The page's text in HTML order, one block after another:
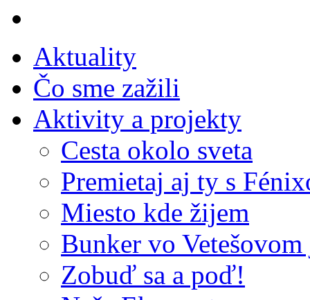
Aktuality
Čo sme zažili
Aktivity a projekty
Cesta okolo sveta
Premietaj aj ty s
Miesto kde žijem
Bunker vo
Zobuď sa a poď!